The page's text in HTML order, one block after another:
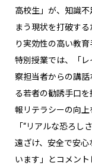
高校生」が、知識
まう現状を打破す
り実効性の高い教
特別授業では、「
察担当者からの講
る若者の勧誘手口
報リテラシーの向
「“リアルな恐ろし
遠ざけ、安全で安
います」とコメント